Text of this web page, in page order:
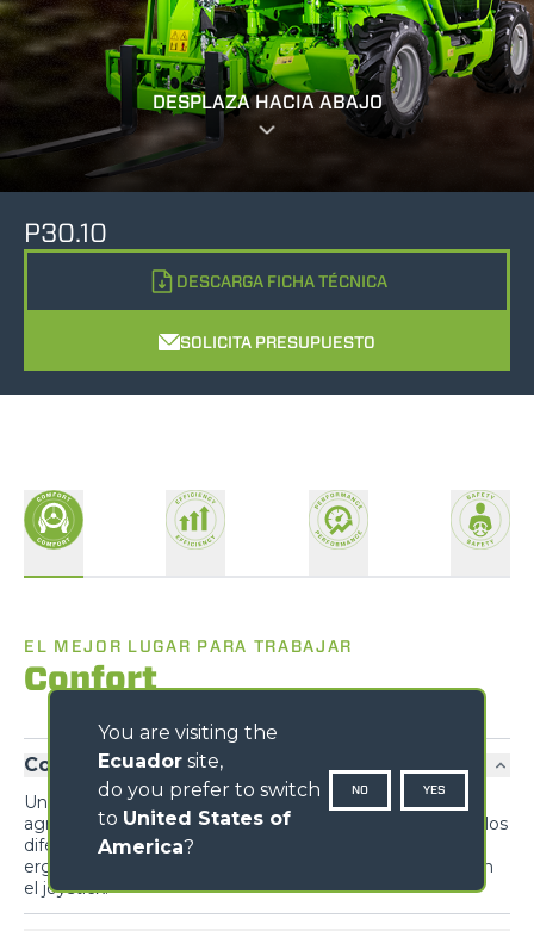
DESPLAZA HACIA ABAJO
P30.10
DESCARGA FICHA TÉCNICA
SOLICITA PRESUPUESTO
EL MEJOR LUGAR PARA TRABAJAR
Confort
Confort exclusivo
Un diseño inédito prioriza la funcionalidad y el confort,
agrupando información para el conductor y mandos de los
diferentes sistemas y dispositivos para maximizar la
ergonomía. El sistema de inversión se repite también en
el joystick.
You are visiting the
Ecuador site,
do you prefer to switch
to United States of
America?
NO YES